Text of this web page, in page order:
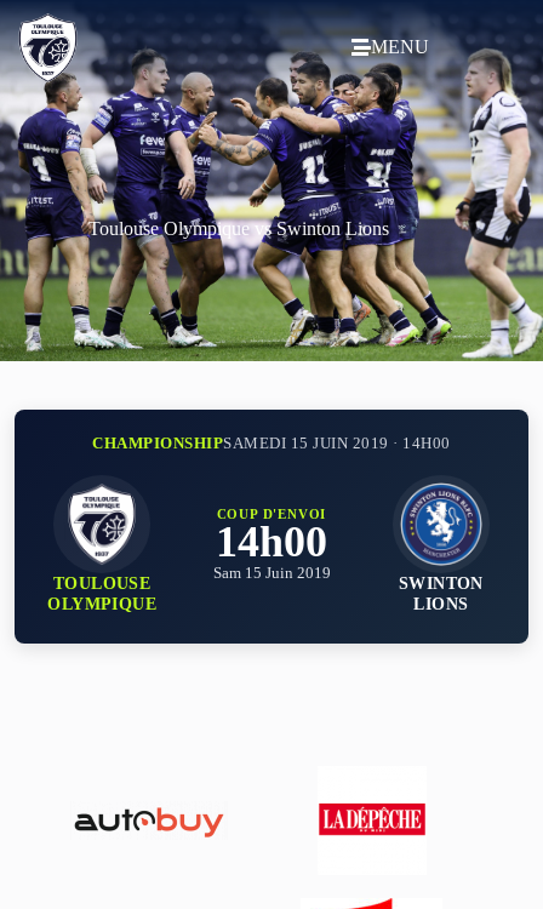
MENU
Toulouse Olympique vs Swinton Lions
CHAMPIONSHIPSAMEDI 15 JUIN 2019 · 14H00
TOULOUSE
OLYMPIQUE
COUP D'ENVOI
14h00
Sam 15 Juin 2019
SWINTON
LIONS